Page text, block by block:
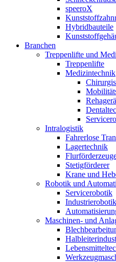
speeroX
Hybridbauteile
Branchen
Treppenlifte und
Treppenlifte
Medizintechnik
Intralogistik
Fahrerlose
Lagertechnik
Stetigförderer
Krane und
Robotik und
Servicerobotik
Industrierobotik
Maschinen- und